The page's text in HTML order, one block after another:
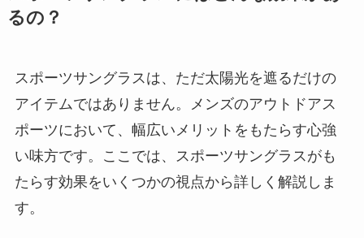
るの？
スポーツサングラスは、ただ太陽光を遮るだけの
アイテムではありません。メンズのアウトドアス
ポーツにおいて、幅広いメリットをもたらす心強
い味方です。ここでは、スポーツサングラスがも
たらす効果をいくつかの視点から詳しく解説しま
す。